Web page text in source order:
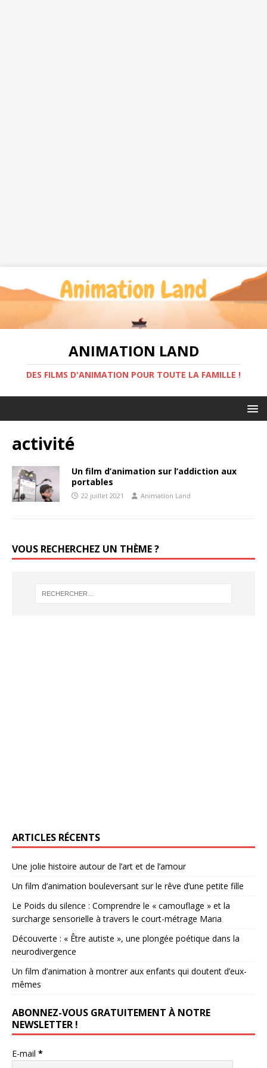
ANIMATION LAND
DES FILMS D'ANIMATION POUR TOUTE LA FAMILLE !
activité
Un film d’animation sur l’addiction aux
portables
22 juillet 2021 Animation Land
VOUS RECHERCHEZ UN THÈME ?
ARTICLES RÉCENTS
Une jolie histoire autour de l’art et de l’amour
Un film d’animation bouleversant sur le rêve d’une petite fille
Le Poids du silence : Comprendre le « camouflage » et la
surcharge sensorielle à travers le court-métrage Maria
Découverte : « Être autiste », une plongée poétique dans la
neurodivergence
Un film d’animation à montrer aux enfants qui doutent d’eux-
mêmes
ABONNEZ-VOUS GRATUITEMENT À NOTRE
NEWSLETTER !
E-mail *